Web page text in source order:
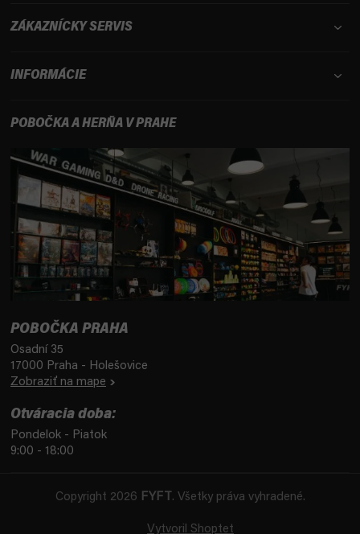
ZÁKAZNÍCKY SERVIS
INFORMÁCIE
POBOČKA A HERŇA V PRAHE
POBOČKA PRAHA
Osadní 35
17000 Praha - Holešovice
Zobraziť na mape
Otváracia doba:
Pondelok - Piatok
9:00 - 18:00
Vytvoril Shoptet
Copyright 2026 FYFT . Všetky práva vyhradené.